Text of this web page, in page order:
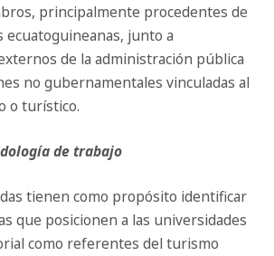
principalmente procedentes de
ecuatoguineanas, junto a
de la administración pública
no gubernamentales vinculadas al
o turístico.
de trabajo
tienen como propósito identificar
que posicionen a las universidades
como referentes del turismo